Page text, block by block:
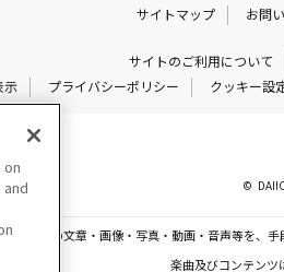
サイトマップ お問
サイトのご利用について
示
プライバシーポリシー クッキー設
©
いる一切の文章・画像・写真・動画・音声等を、
楽曲及びコンテンツ